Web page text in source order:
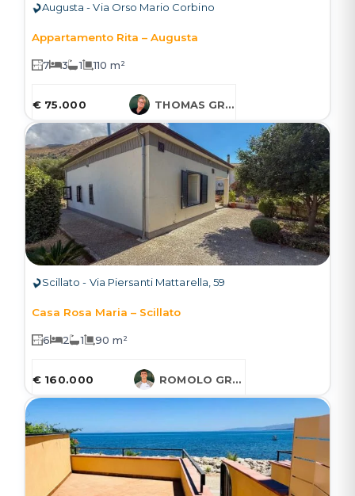
Augusta - Via Orso Mario Corbino
Appartamento Rita – Augusta
7 3 1 110 m²
€ 75.000 THOMAS GRUESSNER
Scillato - Via Piersanti Mattarella, 59
Casa Rosa Maria – Scillato
6 2 1 90 m²
€ 160.000 ROMOLO GRUESSNER